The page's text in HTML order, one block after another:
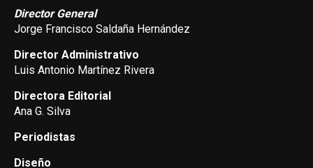
Director General
Jorge Francisco Saldaña Hernández
Director Administrativo
Luis Antonio Martínez Rivera
Directora Editorial
Ana G. Silva
Periodistas
Diseño